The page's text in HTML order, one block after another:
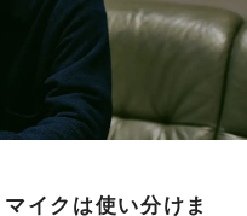
イクは使い分けま